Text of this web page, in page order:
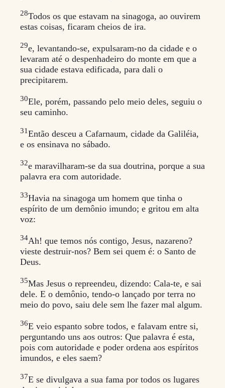
28Todos os que estavam na sinagoga, ao ouvirem
estas coisas, ficaram cheios de ira.
29e, levantando-se, expulsaram-no da cidade e o
levaram até o despenhadeiro do monte em que a
sua cidade estava edificada, para dali o
precipitarem.
30Ele, porém, passando pelo meio deles, seguiu o
seu caminho.
31Então desceu a Cafarnaum, cidade da Galiléia,
e os ensinava no sábado.
32e maravilharam-se da sua doutrina, porque a sua
palavra era com autoridade.
33Havia na sinagoga um homem que tinha o
espírito de um demônio imundo; e gritou em alta
voz:
34Ah! que temos nós contigo, Jesus, nazareno?
vieste destruir-nos? Bem sei quem é: o Santo de
Deus.
35Mas Jesus o repreendeu, dizendo: Cala-te, e sai
dele. E o demônio, tendo-o lançado por terra no
meio do povo, saiu dele sem lhe fazer mal algum.
36E veio espanto sobre todos, e falavam entre si,
perguntando uns aos outros: Que palavra é esta,
pois com autoridade e poder ordena aos espíritos
imundos, e eles saem?
37E se divulgava a sua fama por todos os lugares